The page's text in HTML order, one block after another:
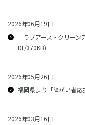
2026年06月19日
「ラブアース・クリー
DF/370KB)
2026年05月26日
福岡県より「障がい者
2026年03月16日